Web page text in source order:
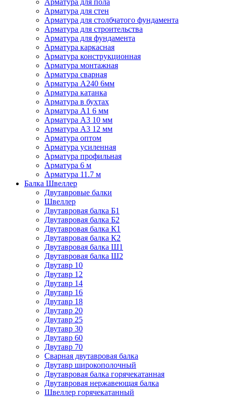
Арматура для пола
Арматура для стен
Арматура для столбчатого фундамента
Арматура для строительства
Арматура для фундамента
Арматура каркасная
Арматура конструкционная
Арматура монтажная
Арматура сварная
Арматура А240 6мм
Арматура катанка
Арматура в бухтах
Арматура А1 6 мм
Арматура А3 10 мм
Арматура А3 12 мм
Арматура оптом
Арматура усиленная
Арматура профильная
Арматура 6 м
Арматура 11.7 м
Балка Швеллер
Двутавровые балки
Швеллер
Двутавровая балка Б1
Двутавровая балка Б2
Двутавровая балка К1
Двутавровая балка К2
Двутавровая балка Ш1
Двутавровая балка Ш2
Двутавр 10
Двутавр 12
Двутавр 14
Двутавр 16
Двутавр 18
Двутавр 20
Двутавр 25
Двутавр 30
Двутавр 60
Двутавр 70
Сварная двутавровая балка
Двутавр широкополочный
Двутавровая балка горячекатанная
Двутавровая нержавеющая балка
Швеллер горячекатанный